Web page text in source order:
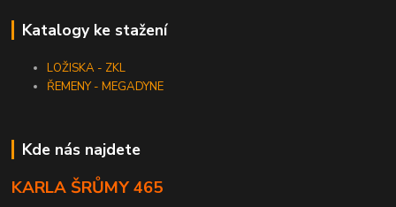
Katalogy ke stažení
LOŽISKA - ZKL
ŘEMENY - MEGADYNE
Kde nás najdete
KARLA ŠRŮMY 465